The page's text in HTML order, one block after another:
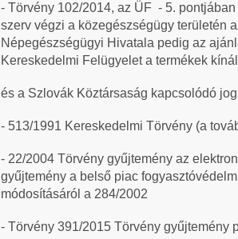
- Törvény 102/2014, az ÜF - 5.
szerv végzi a közegészségügy területén
Népegészségügyi Hivatala pedig az
Kereskedelmi Felügyelet a termékek
és a Szlovák Köztársaság kapcsolódó
- 513/1991 Kereskedelmi Törvény (a
- 22/2004 Törvény gyűjtemény az
gyűjtemény a belső piac
módosításáról a 284/2002
- Törvény 391/2015 Törvény gyűjtemény